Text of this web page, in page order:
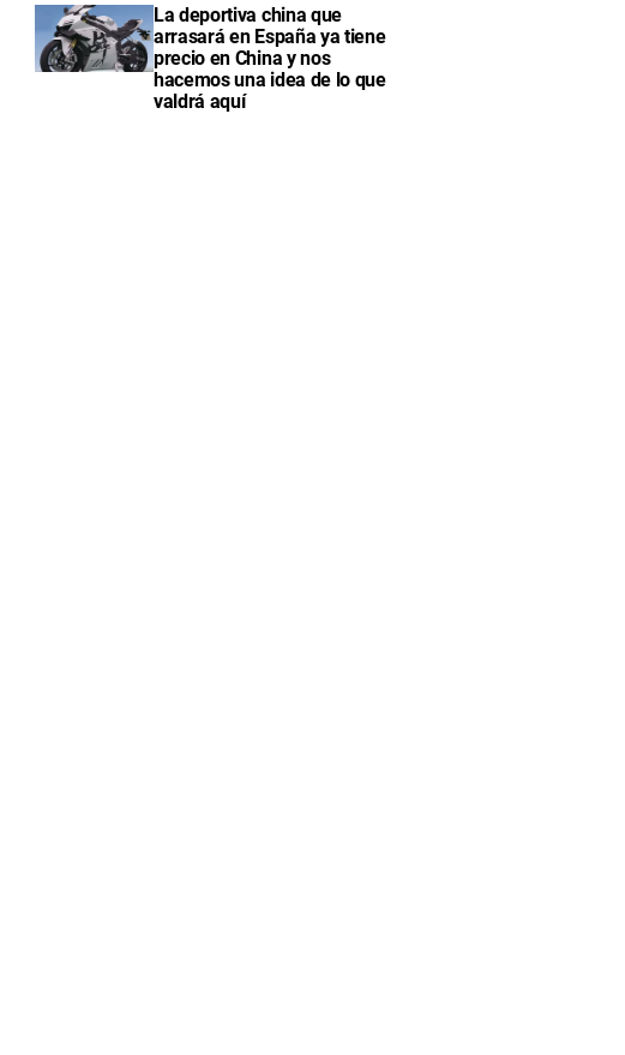
La deportiva china que
arrasará en España ya tiene
precio en China y nos
hacemos una idea de lo que
valdrá aquí